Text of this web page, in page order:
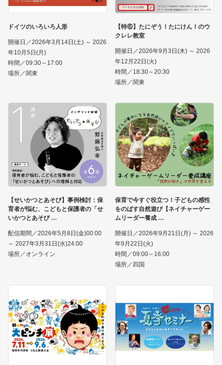
ドイツのいろいろ人形
開催日／2026年3月14日(土) ～ 2026
年10月5日(月)
時間／09:30～17:00
場所／関東
【特⑥】たにぞう！たにけん！のウ
クレレ教室
開催日／2026年9月3日(木) ～ 2026
年12月22日(火)
時間／18:30～20:30
場所／関東
【せいかつとあそび】事例検討：保
育者が悩む、こどもと保護者の「せ
いかつとあそび
配信期間／2026年5月8日(金)00:00
～ 2027年3月31日(水)24:00
場所／オンライン
保育で今すぐ役立つ！子どもの感性
をのばす自然遊び【ネイチャーゲー
ムリーダー養成
開催日／2026年9月21日(月) ～ 2026
年9月22日(火)
時間／09:00～16:00
場所／四国